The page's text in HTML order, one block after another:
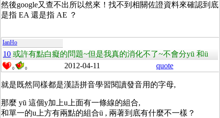
然後google又查不出所以然來！找不到相關佐證資料來確認到底
是指 EA 還是指 AE ？
IanHo
10 或許有點白癡的問題~但是我真的消化不了~不會分yū 和ü
0 0 2012-04-11 quote
就是既然同樣都是漢語拼音學習閱讀發音用的字母,
那麼 yū 這個y加上u上面有一條線的組合,
和單一的u上方有兩點的組合ü , 兩著到底有什麼不一樣？